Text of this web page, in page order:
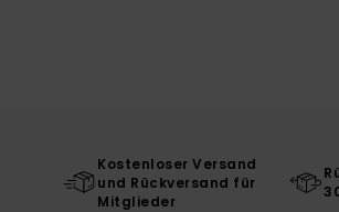
Kostenloser Versand
und Rückversand für
Mitglieder